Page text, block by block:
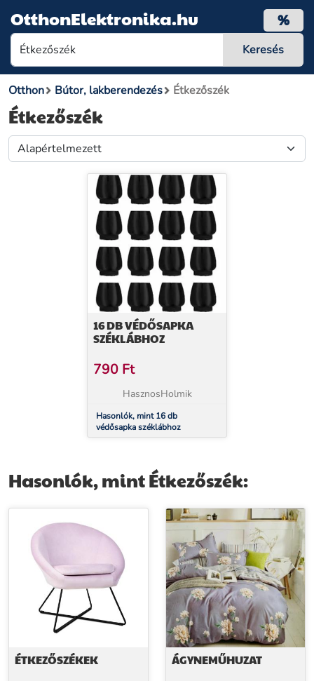
OtthonElektronika.hu %
Otthon Bútor, lakberendezés Étkezőszék
Étkezőszék
16 DB VÉDŐSAPKA
SZÉKLÁBHOZ
790 Ft
HasznosHolmik
Hasonlók, mint 16 db
védősapka széklábhoz
Hasonlók, mint Étkezőszék:
ÉTKEZŐSZÉKEK ÁGYNEMŰHUZAT